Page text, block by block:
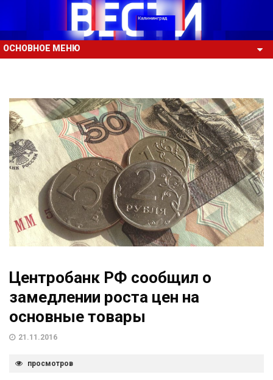
ОСНОВНОЕ МЕНЮ
Центробанк РФ сообщил о
замедлении роста цен на
основные товары
21.11.2016
просмотров